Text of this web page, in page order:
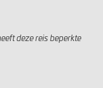
deze reis beperkte